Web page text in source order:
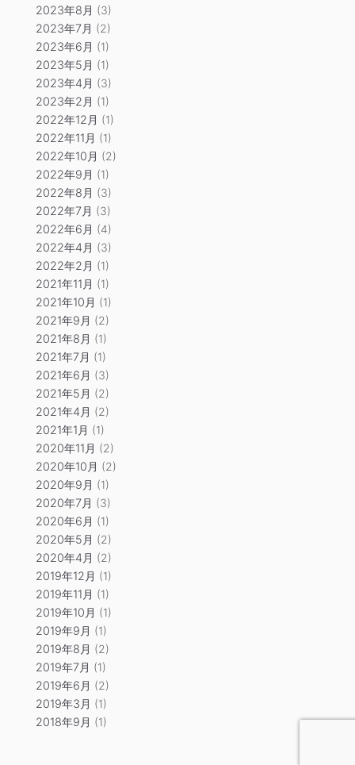
2023年8月 (3)
2023年7月 (2)
2023年6月 (1)
2023年5月 (1)
2023年4月 (3)
2023年2月 (1)
2022年12月 (1)
2022年11月 (1)
2022年10月 (2)
2022年9月 (1)
2022年8月 (3)
2022年7月 (3)
2022年6月 (4)
2022年4月 (3)
2022年2月 (1)
2021年11月 (1)
2021年10月 (1)
2021年9月 (2)
2021年8月 (1)
2021年7月 (1)
2021年6月 (3)
2021年5月 (2)
2021年4月 (2)
2021年1月 (1)
2020年11月 (2)
2020年10月 (2)
2020年9月 (1)
2020年7月 (3)
2020年6月 (1)
2020年5月 (2)
2020年4月 (2)
2019年12月 (1)
2019年11月 (1)
2019年10月 (1)
2019年9月 (1)
2019年8月 (2)
2019年7月 (1)
2019年6月 (2)
2019年3月 (1)
2018年9月 (1)